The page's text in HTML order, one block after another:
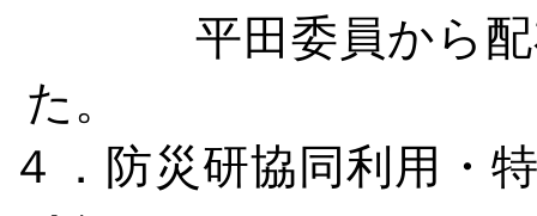
平田委員から
た。
４．防災研協同利用・